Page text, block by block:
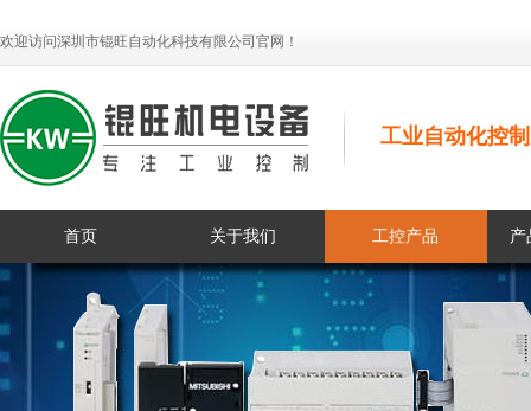
欢迎访问深圳市锟旺自动化科技有限公司官网！
工业自动化控
首页 关于我们 工控产品 产